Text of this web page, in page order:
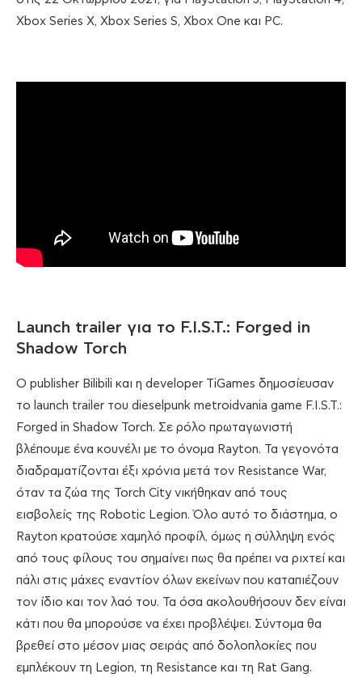
Xbox Series X, Xbox Series S, Xbox One και PC.
Launch trailer για το F.I.S.T.: Forged in
Shadow Torch
Ο publisher Bilibili και η developer TiGames δημοσίευσαν
το launch trailer του dieselpunk metroidvania game F.I.S.T.:
Forged in Shadow Torch. Σε ρόλο πρωταγωνιστή
βλέπουμε ένα κουνέλι με το όνομα Rayton. Τα γεγονότα
διαδραματίζονται έξι χρόνια μετά τον Resistance War,
όταν τα ζώα της Torch City νικήθηκαν από τους
εισβολείς της Robotic Legion. Όλο αυτό το διάστημα, ο
Rayton κρατούσε χαμηλό προφίλ, όμως η σύλληψη ενός
από τους φίλους του σημαίνει πως θα πρέπει να ριχτεί και
πάλι στις μάχες εναντίον όλων εκείνων που καταπιέζουν
τον ίδιο και τον λαό του. Τα όσα ακολουθήσουν δεν είναι
κάτι που θα μπορούσε να έχει προβλέψει. Σύντομα θα
βρεθεί στο μέσον μιας σειράς από δολοπλοκίες που
εμπλέκουν τη Legion, τη Resistance και τη Rat Gang.